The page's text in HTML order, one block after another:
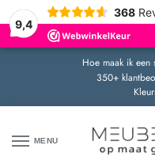
9,4
368
Hoe maak ik een
350+
MENU